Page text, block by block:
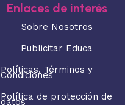
Enlaces de interés
Sobre Nosotros
Publicitar Educa
Políticas, Términos y
Condiciones
Política de protección de
datos